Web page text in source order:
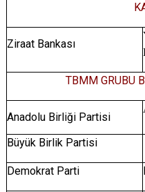
Ziraat Bankası
TBMM GRUBU
Anadolu Birliği Partisi
Büyük Birlik Partisi
Demokrat Parti